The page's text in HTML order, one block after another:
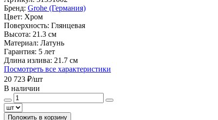
Бренд: Grohe (Германия)
Цвет: Хром
Поверхность: Глянцевая
Высота: 21.3 см
Материал: Латунь
Гарантия: 5 лет
Длина излива: 21.7 см
Посмотреть все характеристики
20 723 ₽/шт
В наличии
Положить в корзину